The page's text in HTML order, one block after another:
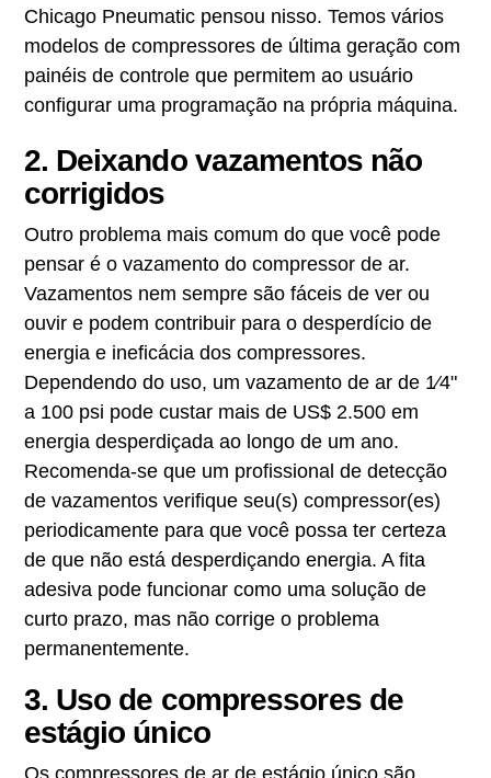
Chicago Pneumatic pensou nisso. Temos vários
modelos de compressores de última geração com
painéis de controle que permitem ao usuário
configurar uma programação na própria máquina.
2. Deixando vazamentos não
corrigidos
Outro problema mais comum do que você pode
pensar é o vazamento do compressor de ar.
Vazamentos nem sempre são fáceis de ver ou
ouvir e podem contribuir para o desperdício de
energia e ineficácia dos compressores.
Dependendo do uso, um vazamento de ar de 1⁄4"
a 100 psi pode custar mais de US$ 2.500 em
energia desperdiçada ao longo de um ano.
Recomenda-se que um profissional de detecção
de vazamentos verifique seu(s) compressor(es)
periodicamente para que você possa ter certeza
de que não está desperdiçando energia. A fita
adesiva pode funcionar como uma solução de
curto prazo, mas não corrige o problema
permanentemente.
3. Uso de compressores de
estágio único
Os compressores de ar de estágio único são